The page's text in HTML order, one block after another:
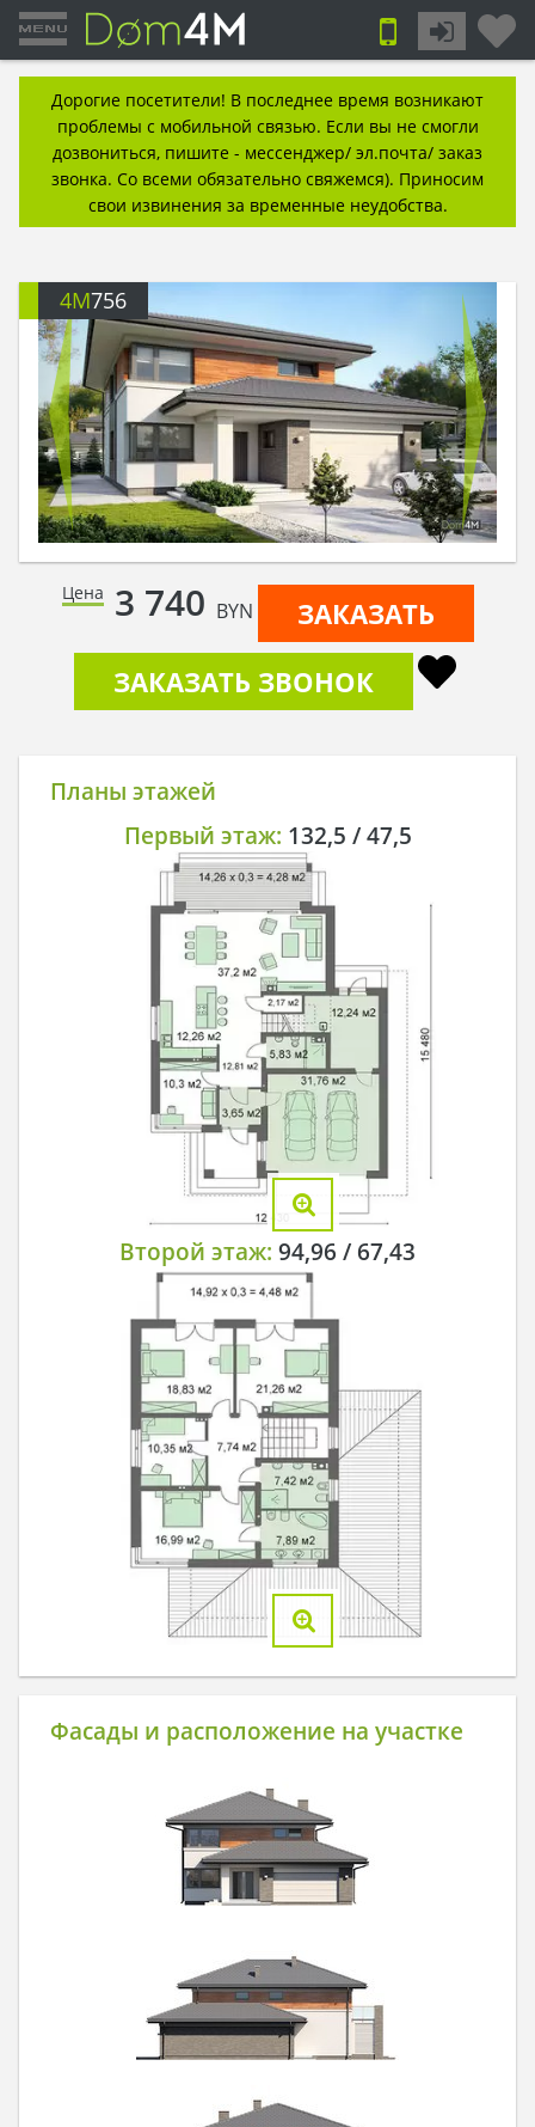
Дорогие посетители! В последнее время возникают
проблемы с мобильной связью. Если вы не смогли
дозвониться, пишите - мессенджер/ эл.почта/ заказ
звонка. Со всеми обязательно свяжемся). Приносим
свои извинения за временные неудобства.
4M756
Цена 3 740 BYN
ЗАКАЗАТЬ
ЗАКАЗАТЬ ЗВОНОК
Планы этажей
Первый этаж: 132,5 / 47,5
Второй этаж: 94,96 / 67,43
Фасады и расположение на участке